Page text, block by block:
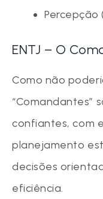
Percepção
ENTJ – O
Como não
“Comandantes”
confiantes, com
planejamento
decisões
eficiência.